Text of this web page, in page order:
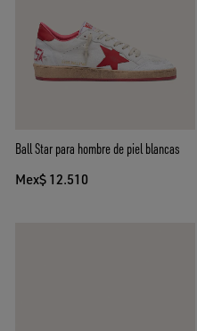
Ball Star para hombre de piel blancas
Mex$ 12.510